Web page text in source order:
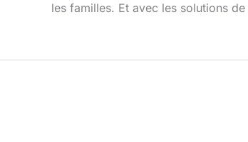
les familles. Et avec les solutions de